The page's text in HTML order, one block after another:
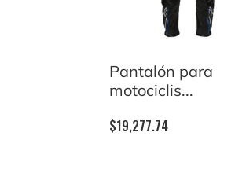
Pantalón para
motociclis...
$19,277.74